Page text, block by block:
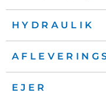
HYDRAULIK
EJER